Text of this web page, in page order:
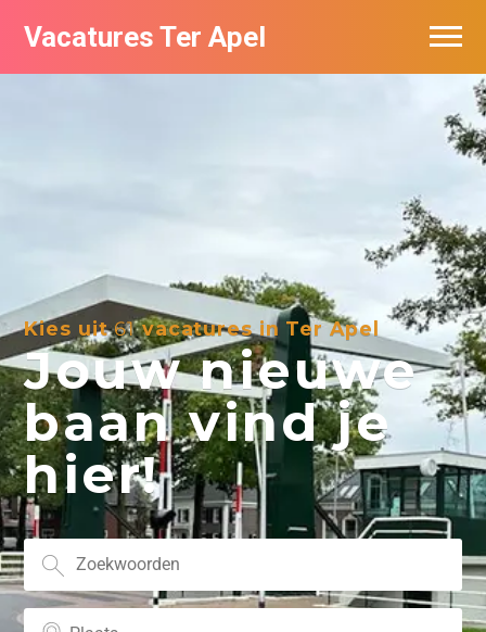
Vacatures Ter Apel
Kies uit61vacatures in Ter Apel
Jouw nieuwe
baan vind je
hier!
Vacatures per bedrijf